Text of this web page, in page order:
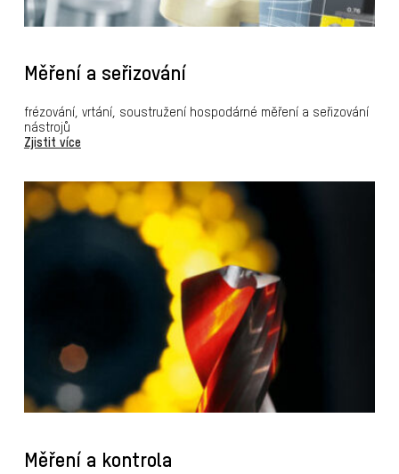
Měření a seřizování
frézování, vrtání, soustružení hospodárné měření a seřizování
nástrojů
Zjistit více
Měření a kontrola